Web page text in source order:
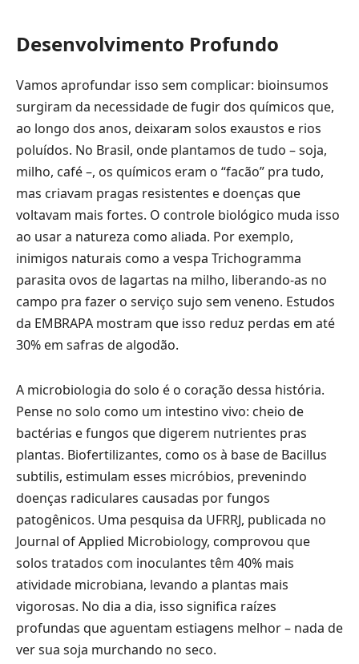
Desenvolvimento Profundo
Vamos aprofundar isso sem complicar: bioinsumos
surgiram da necessidade de fugir dos químicos que,
ao longo dos anos, deixaram solos exaustos e rios
poluídos. No Brasil, onde plantamos de tudo – soja,
milho, café –, os químicos eram o “facão” pra tudo,
mas criavam pragas resistentes e doenças que
voltavam mais fortes. O controle biológico muda isso
ao usar a natureza como aliada. Por exemplo,
inimigos naturais como a vespa Trichogramma
parasita ovos de lagartas na milho, liberando-as no
campo pra fazer o serviço sujo sem veneno. Estudos
da EMBRAPA mostram que isso reduz perdas em até
30% em safras de algodão.
A microbiologia do solo é o coração dessa história.
Pense no solo como um intestino vivo: cheio de
bactérias e fungos que digerem nutrientes pras
plantas. Biofertilizantes, como os à base de Bacillus
subtilis, estimulam esses micróbios, prevenindo
doenças radiculares causadas por fungos
patogênicos. Uma pesquisa da UFRRJ, publicada no
Journal of Applied Microbiology, comprovou que
solos tratados com inoculantes têm 40% mais
atividade microbiana, levando a plantas mais
vigorosas. No dia a dia, isso significa raízes
profundas que aguentam estiagens melhor – nada de
ver sua soja murchando no seco.